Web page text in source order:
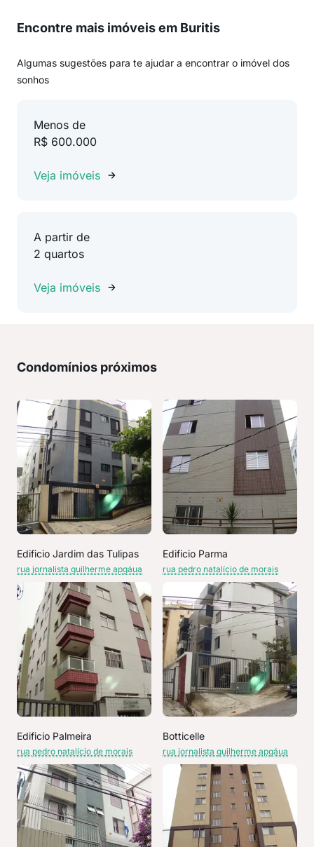
Encontre mais imóveis em Buritis
Algumas sugestões para te ajudar a encontrar o imóvel dos
sonhos
Menos de
R$ 600.000
Veja imóveis
A partir de
2 quartos
Veja imóveis
Condomínios próximos
Edificio Jardim das Tulipas
rua jornalista guilherme apgáua
Edificio Parma
rua pedro natalício de morais
Edificio Palmeira
rua pedro natalício de morais
Botticelle
rua jornalista guilherme apgáua